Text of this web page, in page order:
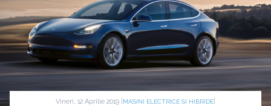
Vineri, 12 Aprilie 2019 | MASINI ELECTRICE SI HIBRIDE